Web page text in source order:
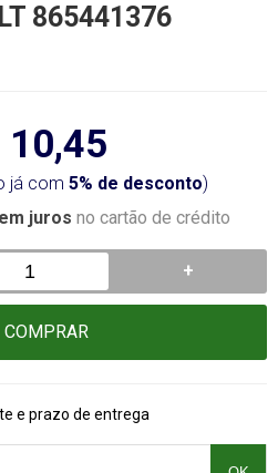
865441376
10,45
já com 5% de desconto)
juros no cartão de crédito
+
COMPRAR
e prazo de entrega